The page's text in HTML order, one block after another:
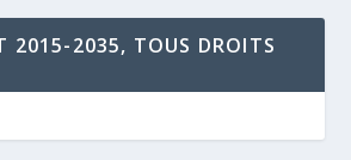
2015-2035, TOUS DROITS